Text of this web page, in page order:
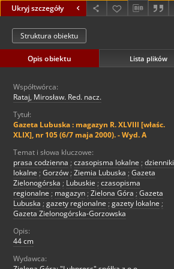
Ukryj szczegóły
Struktura obiektu
Opis obiektu Lista plików
Współtwórca:
Rataj, Mirosław. Red. nacz.
Tytuł:
Gazeta Lubuska : magazyn R. XLVIII [właśc.
XLIX], nr 105 (6/7 maja 2000). - Wyd. A
Temat i słowa kluczowe:
prasa codzienna ; czasopisma lokalne ; dzienniki
lokalne ; Gorzów ; Ziemia Lubuska ; Gazeta
Zielonogórska ; Lubuskie ; czasopisma
regionalne ; magazyn ; Zielona Góra ; Gazeta
Lubuska ; gazety regionalne ; gazety lokalne ;
Gazeta Zielonogórska-Gorzowska
Opis:
44 cm
Wydawca: